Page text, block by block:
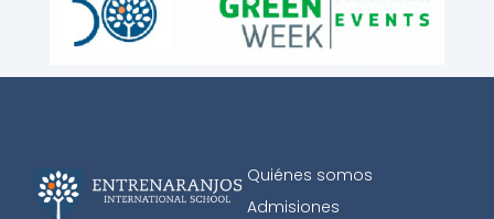
Quiénes somos
Admisiones